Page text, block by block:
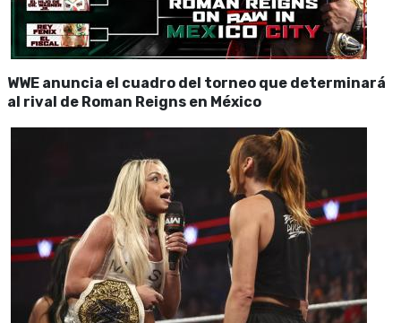
WWE anuncia el cuadro del torneo que determinará
al rival de Roman Reigns en México